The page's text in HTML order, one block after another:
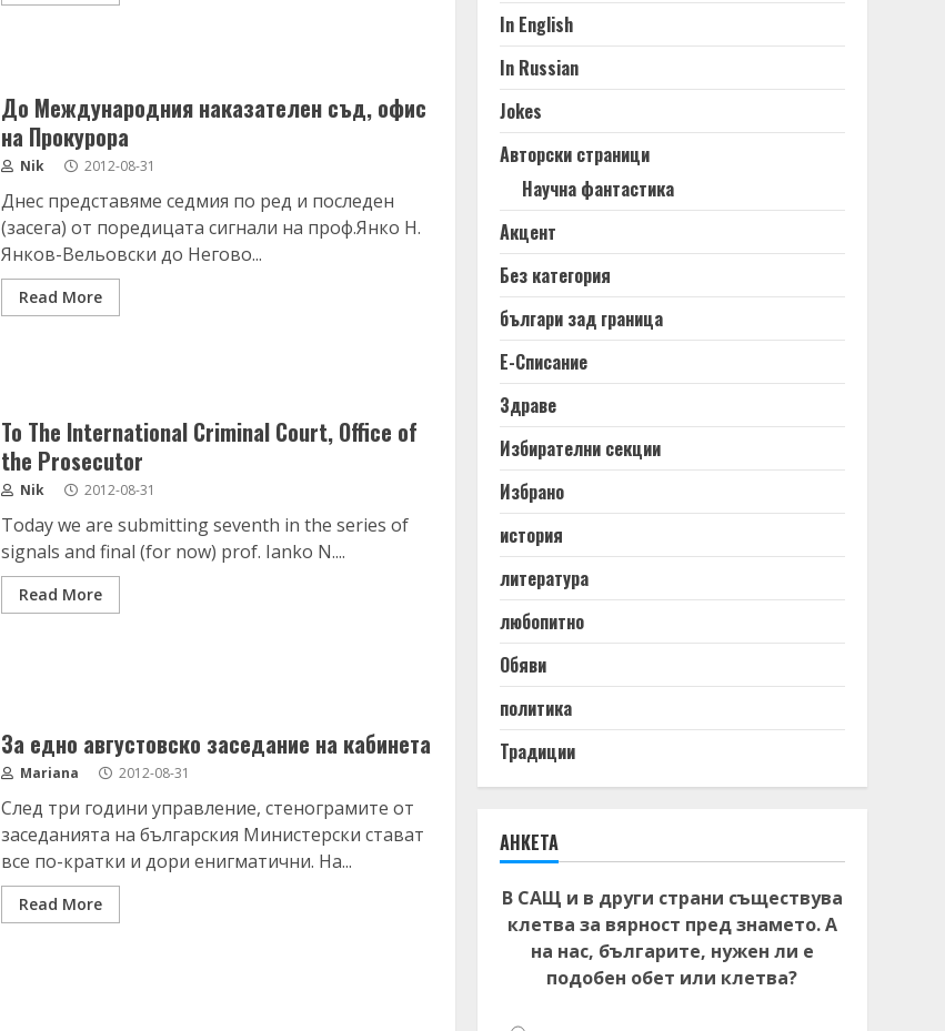
До Международния наказателен съд, офис
на Прокурора
Nik 2012-08-31
Днес представяме седмия по ред и последен
(засега) от поредицата сигнали на проф.Янко Н.
Янков-Вельовски до Негово...
Read More
To The International Criminal Court, Office of
the Prosecutor
Nik 2012-08-31
Today we are submitting seventh in the series of
signals and final (for now) prof. Ianko N....
Read More
За едно августовско заседание на кабинета
Mariana 2012-08-31
След три години управление, стенограмите от
заседанията на българския Министерски стават
все по-кратки и дори енигматични. На...
Read More
In English
In Russian
Jokes
Авторски страници
Научна фантастика
Акцент
Без категория
българи зад граница
Е-Списание
Здраве
Избирателни секции
Избрано
история
литература
любопитно
Обяви
политика
Традиции
АНКЕТА
В САЩ и в други страни съществува
клетва за вярност пред знамето. А
на нас, българите, нужен ли е
подобен обет или клетва?